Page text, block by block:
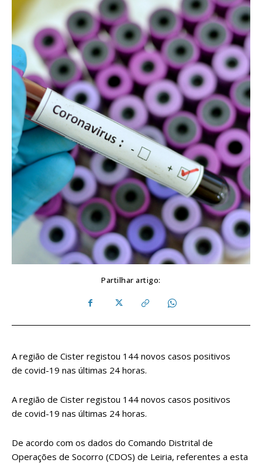
Partilhar artigo:
A região de Cister registou 144 novos casos positivos
de covid-19 nas últimas 24 horas.
A região de Cister registou 144 novos casos positivos
de covid-19 nas últimas 24 horas.
De acordo com os dados do Comando Distrital de
Operações de Socorro (CDOS) de Leiria, referentes a esta